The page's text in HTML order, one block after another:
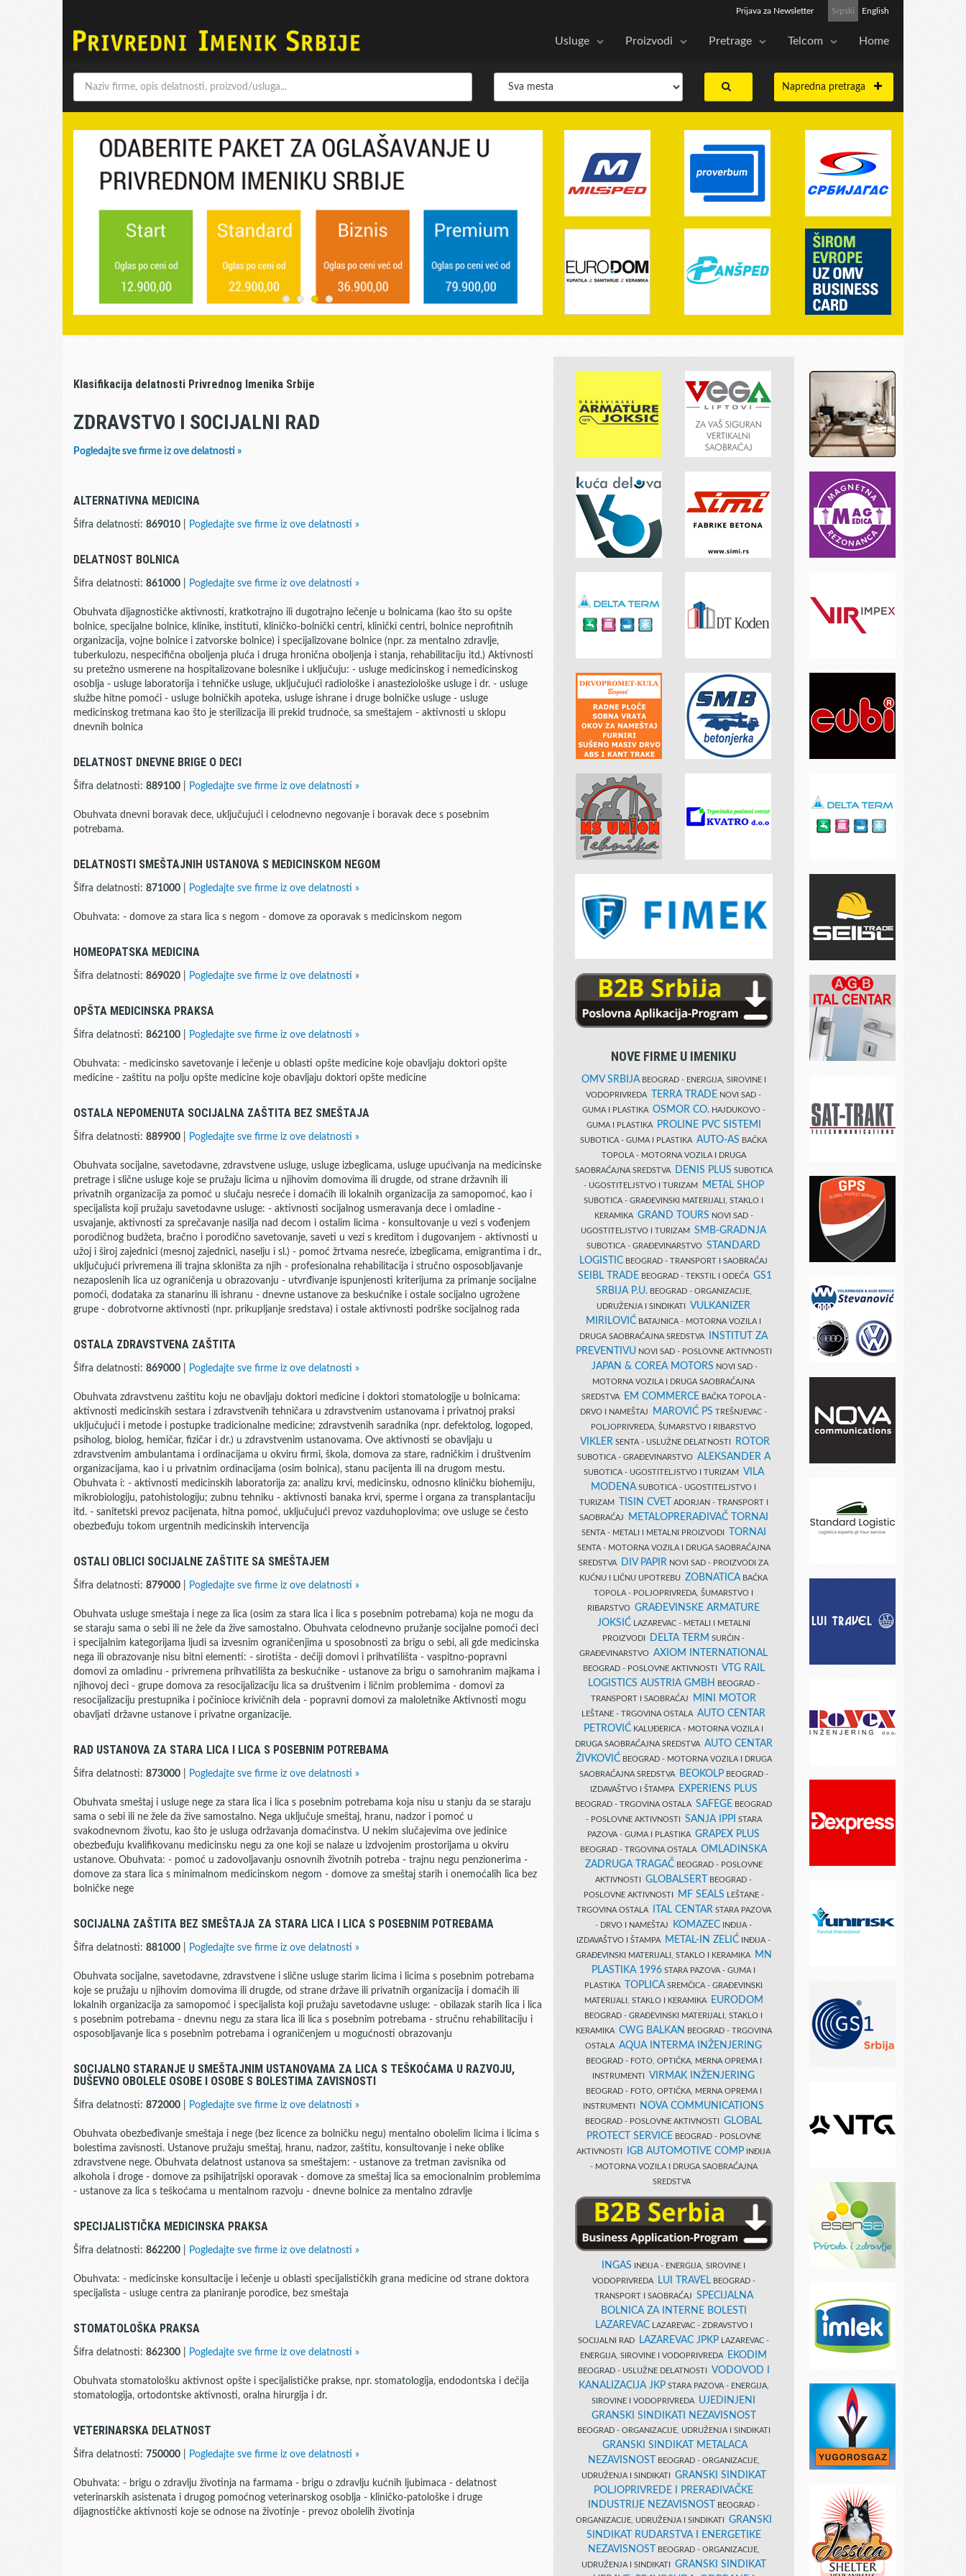
Srpski English
Prijava za Newsletter
Usluge Proizvodi Pretrage Telcom Home
Napredna pretraga
Klasifikacija delatnosti Privrednog Imenika Srbije
ZDRAVSTVO I SOCIJALNI RAD
Pogledajte sve firme iz ove delatnosti »
ALTERNATIVNA MEDICINA
Šifra delatnosti: 869010 Pogledajte sve firme iz ove delatnosti »
DELATNOST BOLNICA
Šifra delatnosti: 861000 Pogledajte sve firme iz ove delatnosti »
Obuhvata dijagnostičke aktivnosti, kratkotrajno ili dugotrajno lečenje u bolnicama (kao što su opšte
bolnice, specijalne bolnice, klinike, instituti, kliničko-bolnički centri, klinički centri, bolnice neprofitnih
organizacija, vojne bolnice i zatvorske bolnice) i specijalizovane bolnice (npr. za mentalno zdravlje,
tuberkulozu, nespecifična oboljenja pluća i druga hronična oboljenja i stanja, rehabilitaciju itd.) Aktivnosti
su pretežno usmerene na hospitalizovane bolesnike i uključuju: - usluge medicinskog i nemedicinskog
osoblja - usluge laboratorija i tehničke usluge, uključujući radiološke i anasteziološke usluge i dr. - usluge
službe hitne pomoći - usluge bolničkih apoteka, usluge ishrane i druge bolničke usluge - usluge
medicinskog tretmana kao što je sterilizacija ili prekid trudnoće, sa smeštajem - aktivnosti u sklopu
dnevnih bolnica
DELATNOST DNEVNE BRIGE O DECI
Šifra delatnosti: 889100 Pogledajte sve firme iz ove delatnosti »
Obuhvata dnevni boravak dece, uključujući i celodnevno negovanje i boravak dece s posebnim
potrebama.
DELATNOSTI SMEŠTAJNIH USTANOVA S MEDICINSKOM NEGOM
Šifra delatnosti: 871000 Pogledajte sve firme iz ove delatnosti »
Obuhvata: - domove za stara lica s negom - domove za oporavak s medicinskom negom
HOMEOPATSKA MEDICINA
Šifra delatnosti: 869020 Pogledajte sve firme iz ove delatnosti »
OPŠTA MEDICINSKA PRAKSA
Šifra delatnosti: 862100 Pogledajte sve firme iz ove delatnosti »
Obuhvata: - medicinsko savetovanje i lečenje u oblasti opšte medicine koje obavljaju doktori opšte
medicine - zaštitu na polju opšte medicine koje obavljaju doktori opšte medicine
OSTALA NEPOMENUTA SOCIJALNA ZAŠTITA BEZ SMEŠTAJA
Šifra delatnosti: 889900 Pogledajte sve firme iz ove delatnosti »
Obuhvata socijalne, savetodavne, zdravstvene usluge, usluge izbeglicama, usluge upućivanja na medicinske
pretrage i slične usluge koje se pružaju licima u njihovim domovima ili drugde, od strane državnih ili
privatnih organizacija za pomoć u slučaju nesreće i domaćih ili lokalnih organizacija za samopomoć, kao i
specijalista koji pružaju savetodavne usluge: - aktivnosti socijalnog usmeravanja dece i omladine -
usvajanje, aktivnosti za sprečavanje nasilja nad decom i ostalim licima - konsultovanje u vezi s vođenjem
porodičnog budžeta, bračno i porodično savetovanje, saveti u vezi s kreditom i dugovanjem - aktivnosti u
užoj i široj zajednici (mesnoj zajednici, naselju i sl.) - pomoć žrtvama nesreće, izbeglicama, emigrantima i dr.,
uključujući privremena ili trajna skloništa za njih - profesionalna rehabilitacija i stručno osposobljavanje
nezaposlenih lica uz ograničenja u obrazovanju - utvrđivanje ispunjenosti kriterijuma za primanje socijalne
pomoći, dodataka za stanarinu ili ishranu - dnevne ustanove za beskućnike i ostale socijalno ugrožene
grupe - dobrotvorne aktivnosti (npr. prikupljanje sredstava) i ostale aktivnosti podrške socijalnog rada
OSTALA ZDRAVSTVENA ZAŠTITA
Šifra delatnosti: 869000 Pogledajte sve firme iz ove delatnosti »
Obuhvata zdravstvenu zaštitu koju ne obavljaju doktori medicine i doktori stomatologije u bolnicama:
aktivnosti medicinskih sestara i zdravstvenih tehničara u zdravstvenim ustanovama i privatnoj praksi
uključujući i metode i postupke tradicionalne medicine; zdravstvenih saradnika (npr. defektolog, logoped,
psiholog, biolog, hemičar, fizičar i dr.) u zdravstvenim ustanovama. Ove aktivnosti se obavljaju u
zdravstvenim ambulantama i ordinacijama u okviru firmi, škola, domova za stare, radničkim i društvenim
organizacijama, kao i u privatnim ordinacijama (osim bolnica), stanu pacijenta ili na drugom mestu.
Obuhvata i: - aktivnosti medicinskih laboratorija za: analizu krvi, medicinsku, odnosno kliničku biohemiju,
mikrobiologiju, patohistologiju; zubnu tehniku - aktivnosti banaka krvi, sperme i organa za transplantaciju
itd. - sanitetski prevoz pacijenata, hitna pomoć, uključujući prevoz vazduhoplovima; ove usluge se često
obezbeđuju tokom urgentnih medicinskih intervencija
OSTALI OBLICI SOCIJALNE ZAŠTITE SA SMEŠTAJEM
Šifra delatnosti: 879000 Pogledajte sve firme iz ove delatnosti »
Obuhvata usluge smeštaja i nege za lica (osim za stara lica i lica s posebnim potrebama) koja ne mogu da
se staraju sama o sebi ili ne žele da žive samostalno. Obuhvata celodnevno pružanje socijalne pomoći deci
i specijalnim kategorijama ljudi sa izvesnim ograničenjima u sposobnosti za brigu o sebi, ali gde medicinska
nega ili obrazovanje nisu bitni elementi: - sirotišta - dečiji domovi i prihvatilišta - vaspitno-popravni
domovi za omladinu - privremena prihvatilišta za beskućnike - ustanove za brigu o samohranim majkama i
njihovoj deci - grupe domova za resocijalizaciju lica sa društvenim i ličnim problemima - domovi za
resocijalizaciju prestupnika i počinioce krivičnih dela - popravni domovi za maloletnike Aktivnosti mogu
obavljati državne ustanove i privatne organizacije.
RAD USTANOVA ZA STARA LICA I LICA S POSEBNIM POTREBAMA
Šifra delatnosti: 873000 Pogledajte sve firme iz ove delatnosti »
Obuhvata smeštaj i usluge nege za stara lica i lica s posebnim potrebama koja nisu u stanju da se staraju
sama o sebi ili ne žele da žive samostalno. Nega uključuje smeštaj, hranu, nadzor i pomoć u
svakodnevnom životu, kao što je usluga održavanja domaćinstva. U nekim slučajevima ove jedinice
obezbeđuju kvalifikovanu medicinsku negu za one koji se nalaze u izdvojenim prostorijama u okviru
ustanove. Obuhvata: - pomoć u zadovoljavanju osnovnih životnih potreba - trajnu negu penzionerima -
domove za stara lica s minimalnom medicinskom negom - domove za smeštaj starih i onemoćalih lica bez
bolničke nege
SOCIJALNA ZAŠTITA BEZ SMEŠTAJA ZA STARA LICA I LICA S POSEBNIM POTREBAMA
Šifra delatnosti: 881000 Pogledajte sve firme iz ove delatnosti »
Obuhvata socijalne, savetodavne, zdravstvene i slične usluge starim licima i licima s posebnim potrebama
koje se pružaju u njihovim domovima ili drugde, od strane države ili privatnih organizacija i domaćih ili
lokalnih organizacija za samopomoć i specijalista koji pružaju savetodavne usluge: - obilazak starih lica i lica
s posebnim potrebama - dnevnu negu za stara lica ili lica s posebnim potrebama - stručnu rehabilitaciju i
osposobljavanje lica s posebnim potrebama i ograničenjem u mogućnosti obrazovanju
SOCIJALNO STARANJE U SMEŠTAJNIM USTANOVAMA ZA LICA S TEŠKOĆAMA U RAZVOJU,
DUŠEVNO OBOLELE OSOBE I OSOBE S BOLESTIMA ZAVISNOSTI
Šifra delatnosti: 872000 Pogledajte sve firme iz ove delatnosti »
Obuhvata obezbeđivanje smeštaja i nege (bez licence za bolničku negu) mentalno obolelim licima i licima s
bolestima zavisnosti. Ustanove pružaju smeštaj, hranu, nadzor, zaštitu, konsultovanje i neke oblike
zdravstvene nege. Obuhvata delatnost ustanova sa smeštajem: - ustanove za tretman zavisnika od
alkohola i droge - domove za psihijatrijski oporavak - domove za smeštaj lica sa emocionalnim problemima
- ustanove za lica s teškoćama u mentalnom razvoju - dnevne bolnice za mentalno zdravlje
SPECIJALISTIČKA MEDICINSKA PRAKSA
Šifra delatnosti: 862200 Pogledajte sve firme iz ove delatnosti »
Obuhvata: - medicinske konsultacije i lečenje u oblasti specijalističkih grana medicine od strane doktora
specijalista - usluge centra za planiranje porodice, bez smeštaja
STOMATOLOŠKA PRAKSA
Šifra delatnosti: 862300 Pogledajte sve firme iz ove delatnosti »
Obuhvata stomatološku aktivnost opšte i specijalističke prakse, npr. stomatologija, endodontska i dečija
stomatologija, ortodontske aktivnosti, oralna hirurgija i dr.
VETERINARSKA DELATNOST
Šifra delatnosti: 750000 Pogledajte sve firme iz ove delatnosti »
Obuhvata: - brigu o zdravlju životinja na farmama - brigu o zdravlju kućnih ljubimaca - delatnost
veterinarskih asistenata i drugog pomoćnog veterinarskog osoblja - kliničko-patološke i druge
dijagnostičke aktivnosti koje se odnose na životinje - prevoz obolelih životinja
NOVE FIRME U IMENIKU
OMV SRBIJABEOGRAD - ENERGIJA, SIROVINE I
VODOPRIVREDA
TERRA TRADE NOVI SAD -
GUMA I PLASTIKA OSMOR CO.HAJDUKOVO -
GUMA I PLASTIKA
PROLINE PVC SISTEMI
SUBOTICA - GUMA I PLASTIKA AUTO-AS BAČKA
TOPOLA - MOTORNA VOZILA I DRUGA
SAOBRAĆAJNA SREDSTVA
DENIS PLUS SUBOTICA
- UGOSTITELJSTVO I TURIZAM
METAL SHOP
SUBOTICA - GRAĐEVINSKI MATERIJALI, STAKLO I
KERAMIKA GRAND TOURS NOVI SAD -
UGOSTITELJSTVO I TURIZAM SMB-GRADNJA
SUBOTICA - GRAĐEVINARSTVO STANDARD
LOGISTIC BEOGRAD - TRANSPORT I SAOBRAĆAJ
SEIBL TRADE BEOGRAD - TEKSTIL I ODEĆA GS1
SRBIJA P.U.BEOGRAD - ORGANIZACIJE,
UDRUŽENJA I SINDIKATI VULKANIZER
MIRILOVIĆ BATAJNICA - MOTORNA VOZILA I
DRUGA SAOBRAĆAJNA SREDSTVA
INSTITUT ZA
PREVENTIVUNOVI SAD - POSLOVNE AKTIVNOSTI
JAPAN & COREA MOTORS NOVI SAD -
MOTORNA VOZILA I DRUGA SAOBRAĆAJNA
SREDSTVA
EM COMMERCE BAČKA TOPOLA -
DRVO I NAMEŠTAJ
MAROVIĆ PS TREŠNJEVAC -
POLJOPRIVREDA, ŠUMARSTVO I RIBARSTVO
VIKLER SENTA - USLUŽNE DELATNOSTI ROTOR
SUBOTICA - GRAĐEVINARSTVO ALEKSANDER A
SUBOTICA - UGOSTITELJSTVO I TURIZAM VILA
MODENA SUBOTICA - UGOSTITELJSTVO I
TURIZAM
TISIN CVET
ADORJAN - TRANSPORT I
SAOBRAĆAJ
METALOPRERAĐIVAČ TORNAI
SENTA - METALI I METALNI PROIZVODI TORNAI
SENTA - MOTORNA VOZILA I DRUGA SAOBRAĆAJNA
SREDSTVA
DIV PAPIR NOVI SAD - PROIZVODI ZA
KUĆNU I LIČNU UPOTREBU ZOBNATICA BAČKA
TOPOLA - POLJOPRIVREDA, ŠUMARSTVO I
RIBARSTVO GRAĐEVINSKE ARMATURE
JOKSIĆLAZAREVAC - METALI I METALNI
PROIZVODI
DELTA TERM SURČIN -
GRAĐEVINARSTVO AXIOM INTERNATIONAL
BEOGRAD - POSLOVNE AKTIVNOSTI VTG RAIL
LOGISTICS AUSTRIA GMBH
BEOGRAD -
TRANSPORT I SAOBRAĆAJ
MINI MOTOR
LEŠTANE - TRGOVINA OSTALA AUTO CENTAR
PETROVIĆ KALUĐERICA - MOTORNA VOZILA I
DRUGA SAOBRAĆAJNA SREDSTVA AUTO CENTAR
ŽIVKOVIĆBEOGRAD - MOTORNA VOZILA I DRUGA
SAOBRAĆAJNA SREDSTVA
BEOKOLPBEOGRAD -
IZDAVAŠTVO I ŠTAMPA
EXPERIENS PLUS
BEOGRAD - TRGOVINA OSTALA SAFEGE BEOGRAD
- POSLOVNE AKTIVNOSTI SANJA IPPI
STARA
PAZOVA - GUMA I PLASTIKA GRAPEX PLUS
BEOGRAD - TRGOVINA OSTALA OMLADINSKA
ZADRUGA TRAGAČBEOGRAD - POSLOVNE
AKTIVNOSTI GLOBALSERT
BEOGRAD -
POSLOVNE AKTIVNOSTI
MF SEALS LEŠTANE -
TRGOVINA OSTALA
ITAL CENTAR STARA PAZOVA
- DRVO I NAMEŠTAJ
KOMAZEC INĐIJA -
IZDAVAŠTVO I ŠTAMPA
METAL-IN ZELIĆ INĐIJA -
GRAĐEVINSKI MATERIJALI, STAKLO I KERAMIKA
MN
PLASTIKA 1996 STARA PAZOVA - GUMA I
PLASTIKA
TOPLICA SREMČICA - GRAĐEVINSKI
MATERIJALI, STAKLO I KERAMIKA
EURODOM
BEOGRAD - GRAĐEVINSKI MATERIJALI, STAKLO I
KERAMIKA CWG BALKAN
BEOGRAD - TRGOVINA
OSTALA AQUA INTERMA INŽENJERING
BEOGRAD - FOTO, OPTIČKA, MERNA OPREMA I
INSTRUMENTI VIRMAK INŽENJERING
BEOGRAD - FOTO, OPTIČKA, MERNA OPREMA I
INSTRUMENTI
NOVA COMMUNICATIONS
BEOGRAD - POSLOVNE AKTIVNOSTI GLOBAL
PROTECT SERVICE BEOGRAD - POSLOVNE
AKTIVNOSTI
IGB AUTOMOTIVE COMP INĐIJA
- MOTORNA VOZILA I DRUGA SAOBRAĆAJNA
SREDSTVA
INGAS INĐIJA - ENERGIJA, SIROVINE I
VODOPRIVREDA
LUI TRAVELBEOGRAD -
TRANSPORT I SAOBRAĆAJ SPECIJALNA
BOLNICA ZA INTERNE BOLESTI
LAZAREVACLAZAREVAC - ZDRAVSTVO I
SOCIJALNI RAD
LAZAREVAC JPKP LAZAREVAC -
ENERGIJA, SIROVINE I VODOPRIVREDA
EKODIM
BEOGRAD - USLUŽNE DELATNOSTI VODOVOD I
KANALIZACIJA JKPSTARA PAZOVA - ENERGIJA,
SIROVINE I VODOPRIVREDA UJEDINJENI
GRANSKI SINDIKATI NEZAVISNOST
BEOGRAD - ORGANIZACIJE, UDRUŽENJA I SINDIKATI
GRANSKI SINDIKAT METALACA
NEZAVISNOST
BEOGRAD - ORGANIZACIJE,
UDRUŽENJA I SINDIKATI GRANSKI SINDIKAT
POLJOPRIVREDE I PRERAĐIVAČKE
INDUSTRIJE NEZAVISNOST
BEOGRAD -
ORGANIZACIJE, UDRUŽENJA I SINDIKATI GRANSKI
SINDIKAT RUDARSTVA I ENERGETIKE
NEZAVISNOST
BEOGRAD - ORGANIZACIJE,
UDRUŽENJA I SINDIKATI GRANSKI SINDIKAT